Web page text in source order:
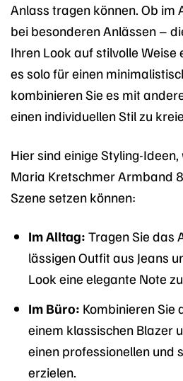
Anlass tragen können. Ob im
bei besonderen Anlässen –
Ihren Look auf stilvolle Weise
es solo für einen
kombinieren Sie es mit
einen individuellen Stil zu
Hier sind einige Styling-
Maria Kretschmer Armband
Szene setzen können:
Im Alltag: Tragen Sie das
lässigen Outfit aus Jeans
Look eine elegante Note
Im Büro: Kombinieren Sie
einem klassischen Blazer
einen professionellen und
erzielen.